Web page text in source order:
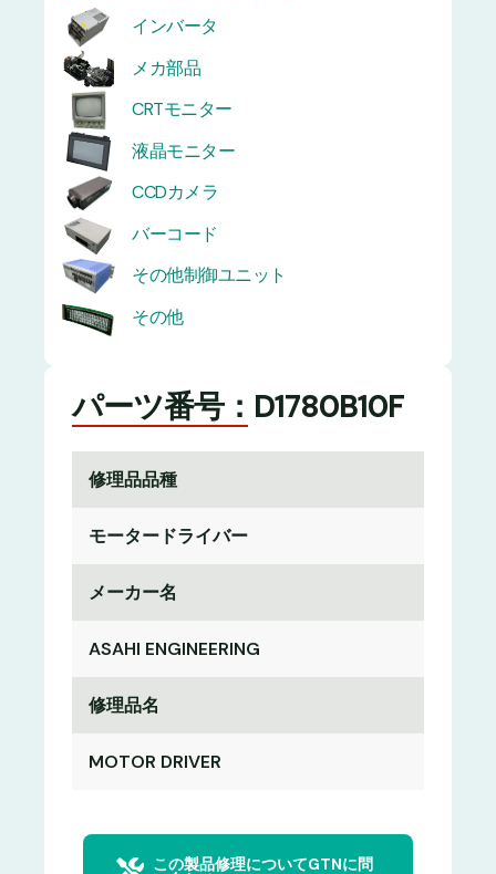
インバータ
メカ部品
CRTモニター
液晶モニター
CCDカメラ
バーコード
その他制御ユニット
その他
パーツ番号：D1780B10F
修理品品種
モータードライバー
メーカー名
ASAHI ENGINEERING
修理品名
MOTOR DRIVER
この製品修理についてGTNに問